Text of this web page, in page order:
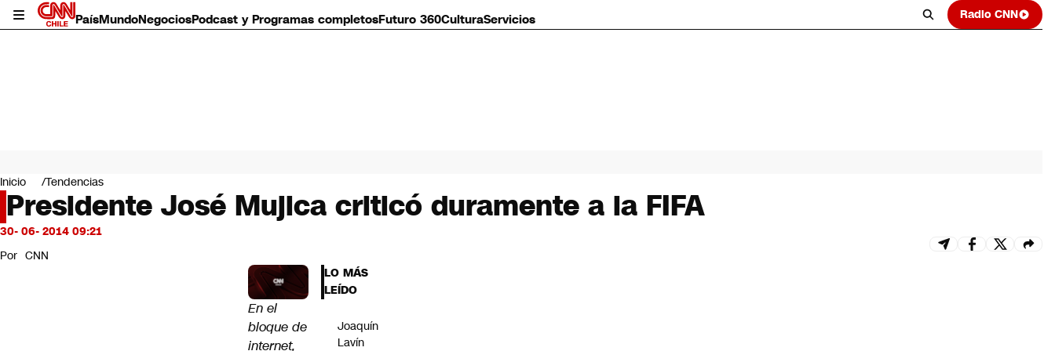
PaísMundoNegociosPodcast y Programas completosFuturo 360CulturaServicios Radio CNN
Mundo
Negocios
Deportes
Programas completos
Servicios
Inicio Tendencias
Presidente José Mujica criticó duramente a la FIFA
30- 06- 2014 09:21
Por CNN
En el
bloque de
internet,
LO MÁS
LEÍDO
Joaquín
Lavín